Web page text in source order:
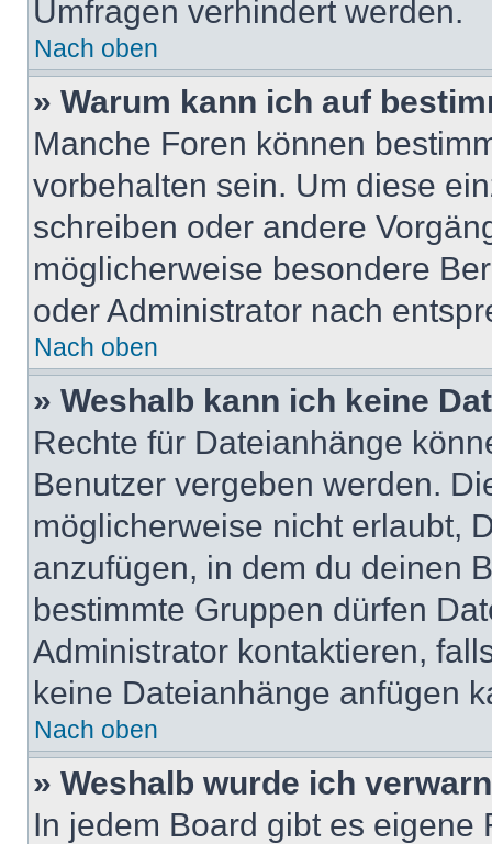
Umfragen verhindert werden.
Nach oben
» Warum kann ich auf
Manche Foren können
vorbehalten sein. Um diese
schreiben oder andere
möglicherweise besondere
oder Administrator nach
Nach oben
» Weshalb kann ich keine
Rechte für Dateianhänge
Benutzer vergeben werden.
möglicherweise nicht erlaubt,
anzufügen, in dem du deinen
bestimmte Gruppen dürfen
Administrator kontaktieren,
keine Dateianhänge anfügen
Nach oben
» Weshalb wurde ich
In jedem Board gibt es